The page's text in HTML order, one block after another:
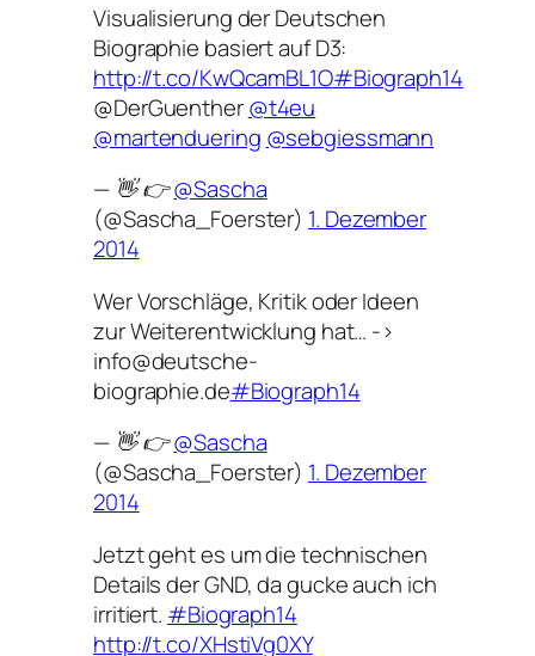
Visualisierung der Deutschen
Biographie basiert auf D3:
http://t.co/KwQcamBL1O#Biograph14
@DerGuenther@t4eu
@martenduering @sebgiessmann
— 👋 👉@Sascha
(@Sascha_Foerster) 1. Dezember
2014
Wer Vorschläge, Kritik oder Ideen
zur Weiterentwicklung hat… ->
info@deutsche-
biographie.de#Biograph14
— 👋 👉@Sascha
(@Sascha_Foerster) 1. Dezember
2014
Jetzt geht es um die technischen
Details der GND, da gucke auch ich
irritiert. #Biograph14
http://t.co/XHstiVg0XY